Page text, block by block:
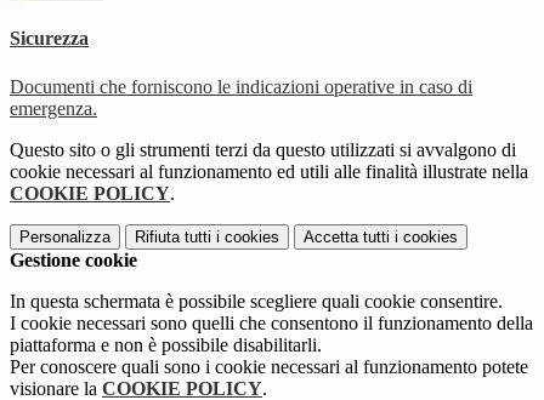
Sicurezza
Documenti che forniscono le indicazioni operative in caso di
emergenza.
Questo sito o gli strumenti terzi da questo utilizzati si avvalgono di
cookie necessari al funzionamento ed utili alle finalità illustrate nella
COOKIE POLICY.
Personalizza Rifiuta tutti i cookies Accetta tutti i cookies
Gestione cookie
In questa schermata è possibile scegliere quali cookie consentire.
I cookie necessari sono quelli che consentono il funzionamento della
piattaforma e non è possibile disabilitarli.
Per conoscere quali sono i cookie necessari al funzionamento potete
visionare la COOKIE POLICY.